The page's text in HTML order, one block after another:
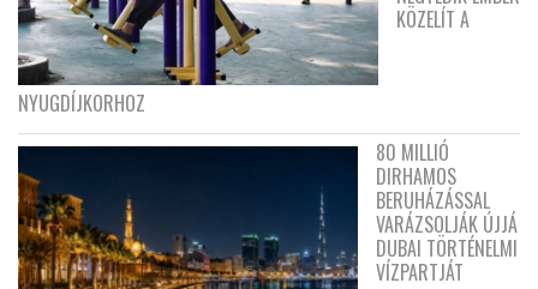
KÖZELÍT A
NYUGDÍJKORHOZ
80 MILLIÓ
DIRHAMOS
BERUHÁZÁSSAL
VARÁZSOLJÁK ÚJJÁ
DUBAI TÖRTÉNELMI
VÍZPARTJÁT